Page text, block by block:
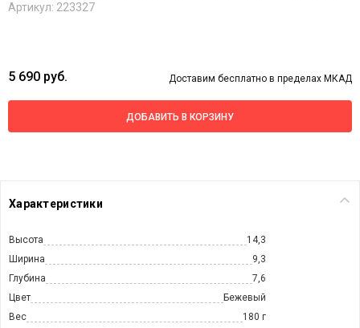
Артикул: 223327
5 690 руб. Доставим бесплатно в пределах МКАД
ДОБАВИТЬ В КОРЗИНУ
Характеристики
Высота
14,3
Ширина
9,3
Глубина
7,6
Цвет
Бежевый
Вес
180 г